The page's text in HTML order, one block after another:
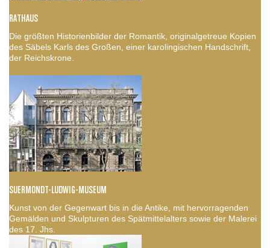
RATHAUS
Die größten Historienbilder der Romantik, originalgetreue Kopien
des Säbels Karls des Großen, einer karolingischen Handschrift,
der Reichskrone.
SUERMONDT-LUDWIG-MUSEUM
Kunst von der Gegenwart bis in die Antike, mit hervorragenden
Gemälden und Skulpturen des Spätmittelalters sowie der Malerei
des 17. Jhs.